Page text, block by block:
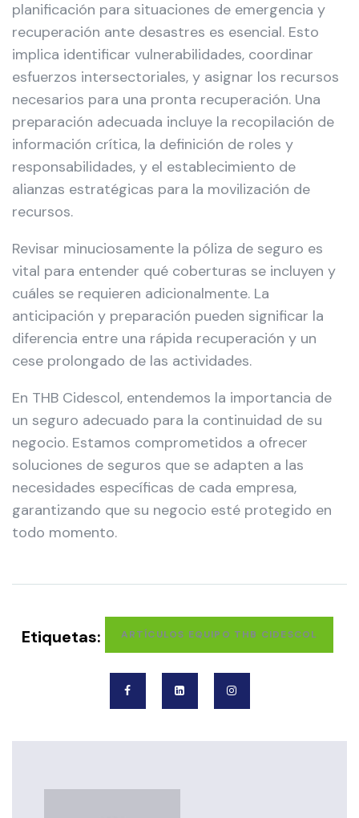
planificación para situaciones de emergencia y
recuperación ante desastres es esencial. Esto
implica identificar vulnerabilidades, coordinar
esfuerzos intersectoriales, y asignar los recursos
necesarios para una pronta recuperación. Una
preparación adecuada incluye la recopilación de
información crítica, la definición de roles y
responsabilidades, y el establecimiento de
alianzas estratégicas para la movilización de
recursos.
Revisar minuciosamente la póliza de seguro es
vital para entender qué coberturas se incluyen y
cuáles se requieren adicionalmente. La
anticipación y preparación pueden significar la
diferencia entre una rápida recuperación y un
cese prolongado de las actividades.
En THB Cidescol, entendemos la importancia de
un seguro adecuado para la continuidad de su
negocio. Estamos comprometidos a ofrecer
soluciones de seguros que se adapten a las
necesidades específicas de cada empresa,
garantizando que su negocio esté protegido en
todo momento.
Etiquetas: ARTÍCULOS EQUIPO THB CIDESCOL